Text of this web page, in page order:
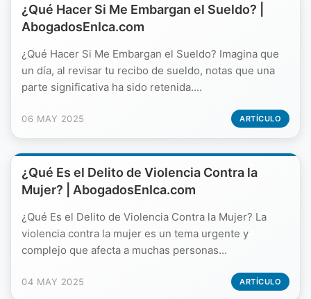
¿Qué Hacer Si Me Embargan el Sueldo? |
AbogadosEnIca.com
¿Qué Hacer Si Me Embargan el Sueldo? Imagina que
un día, al revisar tu recibo de sueldo, notas que una
parte significativa ha sido retenida....
06 MAY 2025 ARTÍCULO
¿Qué Es el Delito de Violencia Contra la
Mujer? | AbogadosEnIca.com
¿Qué Es el Delito de Violencia Contra la Mujer? La
violencia contra la mujer es un tema urgente y
complejo que afecta a muchas personas...
04 MAY 2025 ARTÍCULO